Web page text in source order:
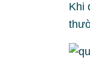
Khi